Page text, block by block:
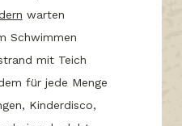
warten
Schwimmen
mit Teich
für jede Menge
Kinderdisco,